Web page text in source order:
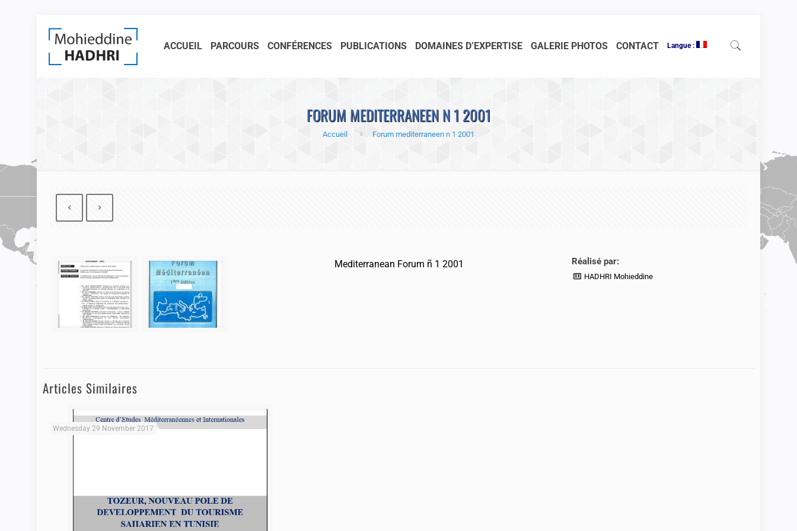
ACCUEIL PARCOURS CONFÉRENCES PUBLICATIONS DOMAINES D’EXPERTISE GALERIE PHOTOS CONTACT Langue :
FORUM MEDITERRANEEN N 1 2001
Accueil Forum mediterraneen n 1 2001
Mediterranean Forum ñ 1 2001 Réalisé par:
HADHRI Mohieddine
Articles Similaires
Wednesday 29 November 2017